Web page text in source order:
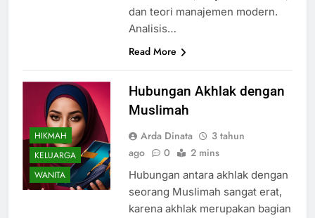
dan teori manajemen modern.
Analisis…
Read More
HIKMAH
KELUARGA
WANITA
Hubungan Akhlak dengan
Muslimah
Arda Dinata
3 tahun
ago
0 2 mins
Hubungan antara akhlak dengan
seorang Muslimah sangat erat,
karena akhlak merupakan bagian